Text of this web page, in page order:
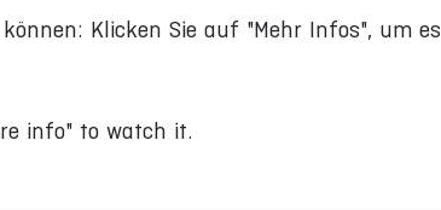
Klicken Sie auf "Mehr Infos", um es
info" to watch it.